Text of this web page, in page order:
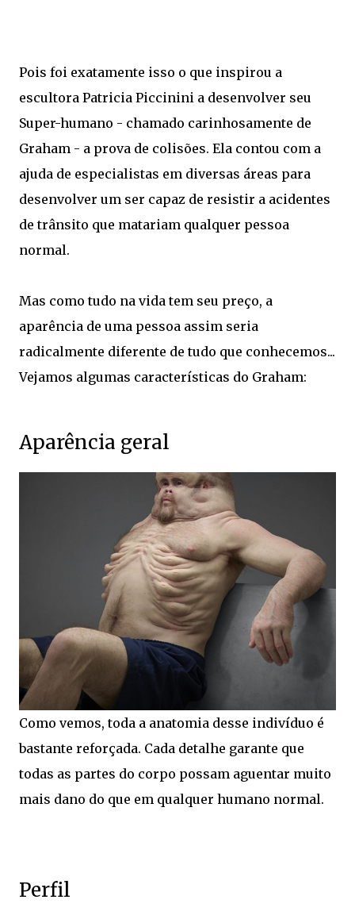
Pois foi exatamente isso o que inspirou a
escultora Patricia Piccinini a desenvolver seu
Super-humano - chamado carinhosamente de
Graham - a prova de colisões. Ela contou com a
ajuda de especialistas em diversas áreas para
desenvolver um ser capaz de resistir a acidentes
de trânsito que matariam qualquer pessoa
normal.
Mas como tudo na vida tem seu preço, a
aparência de uma pessoa assim seria
radicalmente diferente de tudo que conhecemos...
Vejamos algumas características do Graham:
Aparência geral
Como vemos, toda a anatomia desse indivíduo é
bastante reforçada. Cada detalhe garante que
todas as partes do corpo possam aguentar muito
mais dano do que em qualquer humano normal.
Perfil